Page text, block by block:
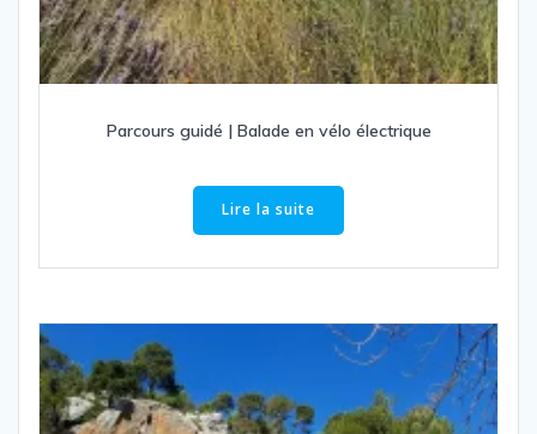
Parcours guidé | Balade en vélo électrique
Lire la suite